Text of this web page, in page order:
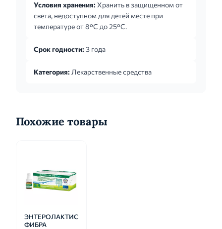
Условия хранения: Хранить в защищенном от
света, недоступном для детей месте при
температуре от 8°C до 25°C.
Срок годности: 3 года
Категория: Лекарственные средства
Похожие товары
ЭНТЕРОЛАКТИС
ФИБРА